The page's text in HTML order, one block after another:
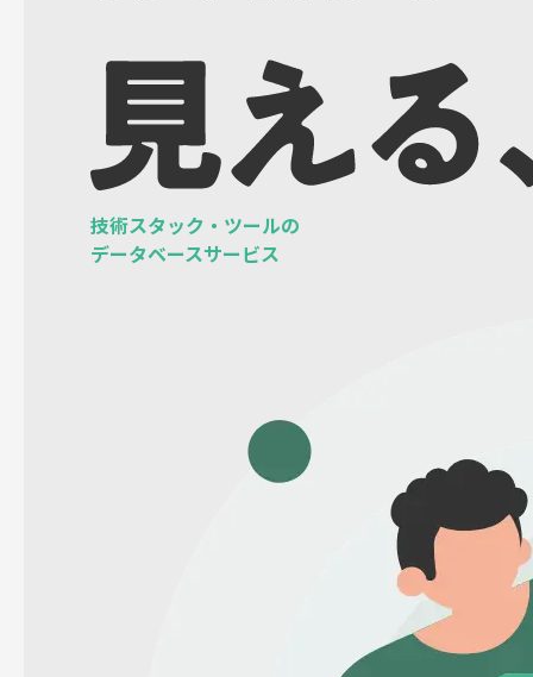
技術スタック・ツールの
データベースサービス